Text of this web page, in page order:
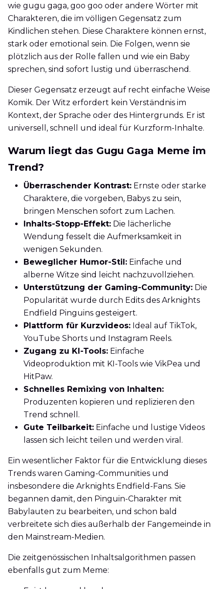
wie gugu gaga, goo goo oder andere Wörter mit
Charakteren, die im völligen Gegensatz zum
Kindlichen stehen. Diese Charaktere können ernst,
stark oder emotional sein. Die Folgen, wenn sie
plötzlich aus der Rolle fallen und wie ein Baby
sprechen, sind sofort lustig und überraschend.
Dieser Gegensatz erzeugt auf recht einfache Weise
Komik. Der Witz erfordert kein Verständnis im
Kontext, der Sprache oder des Hintergrunds. Er ist
universell, schnell und ideal für Kurzform-Inhalte.
Warum liegt das Gugu Gaga Meme im
Trend?
Überraschender Kontrast: Ernste oder starke
Charaktere, die vorgeben, Babys zu sein,
bringen Menschen sofort zum Lachen.
Inhalts-Stopp-Effekt: Die lächerliche
Wendung fesselt die Aufmerksamkeit in
wenigen Sekunden.
Beweglicher Humor-Stil: Einfache und
alberne Witze sind leicht nachzuvollziehen.
Unterstützung der Gaming-Community: Die
Popularität wurde durch Edits des Arknights
Endfield Pinguins gesteigert.
Plattform für Kurzvideos: Ideal auf TikTok,
YouTube Shorts und Instagram Reels.
Zugang zu KI-Tools: Einfache
Videoproduktion mit KI-Tools wie VikPea und
HitPaw.
Schnelles Remixing von Inhalten:
Produzenten kopieren und replizieren den
Trend schnell.
Gute Teilbarkeit: Einfache und lustige Videos
lassen sich leicht teilen und werden viral.
Ein wesentlicher Faktor für die Entwicklung dieses
Trends waren Gaming-Communities und
insbesondere die Arknights Endfield-Fans. Sie
begannen damit, den Pinguin-Charakter mit
Babylauten zu bearbeiten, und schon bald
verbreitete sich dies außerhalb der Fangemeinde in
den Mainstream-Medien.
Die zeitgenössischen Inhaltsalgorithmen passen
ebenfalls gut zum Meme: